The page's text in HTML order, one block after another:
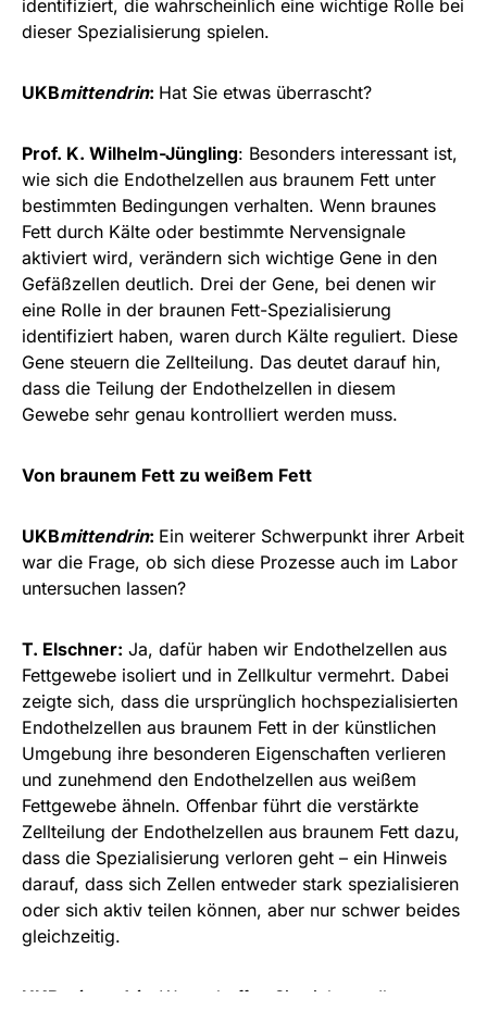
identifiziert, die wahrscheinlich eine wichtige Rolle bei
dieser Spezialisierung spielen.
UKBmittendrin: Hat Sie etwas überrascht?
Prof. K. Wilhelm-Jüngling: Besonders interessant ist,
wie sich die Endothelzellen aus braunem Fett unter
bestimmten Bedingungen verhalten. Wenn braunes
Fett durch Kälte oder bestimmte Nervensignale
aktiviert wird, verändern sich wichtige Gene in den
Gefäßzellen deutlich. Drei der Gene, bei denen wir
eine Rolle in der braunen Fett-Spezialisierung
identifiziert haben, waren durch Kälte reguliert. Diese
Gene steuern die Zellteilung. Das deutet darauf hin,
dass die Teilung der Endothelzellen in diesem
Gewebe sehr genau kontrolliert werden muss.
Von braunem Fett zu weißem Fett
UKBmittendrin: Ein weiterer Schwerpunkt ihrer Arbeit
war die Frage, ob sich diese Prozesse auch im Labor
untersuchen lassen?
T. Elschner: Ja, dafür haben wir Endothelzellen aus
Fettgewebe isoliert und in Zellkultur vermehrt. Dabei
zeigte sich, dass die ursprünglich hochspezialisierten
Endothelzellen aus braunem Fett in der künstlichen
Umgebung ihre besonderen Eigenschaften verlieren
und zunehmend den Endothelzellen aus weißem
Fettgewebe ähneln. Offenbar führt die verstärkte
Zellteilung der Endothelzellen aus braunem Fett dazu,
dass die Spezialisierung verloren geht – ein Hinweis
darauf, dass sich Zellen entweder stark spezialisieren
oder sich aktiv teilen können, aber nur schwer beides
gleichzeitig.
UKB mittendrin Was erhoffen Sie sich von Ihren